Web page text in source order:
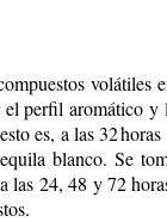
volátiles
perfil aromático y
es, a las 32
blanco. Se
las 24, 48 y 72